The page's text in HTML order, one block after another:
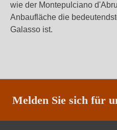
wie der Montepulciano
Anbaufläche die
Galasso ist.
Melden Sie sich für